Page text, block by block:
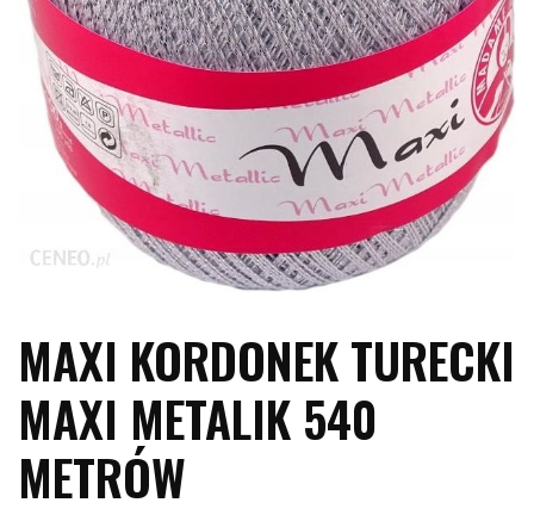
MAXI KORDONEK TURECKI
MAXI METALIK 540
METRÓW